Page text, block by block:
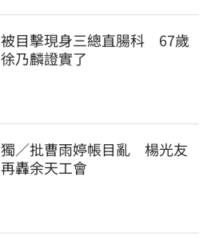
被目擊現身三總直腸科　67歲
徐乃麟證實了
獨／批曹雨婷帳目亂　楊光友
再轟余天工會